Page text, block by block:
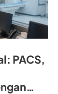
PACS,